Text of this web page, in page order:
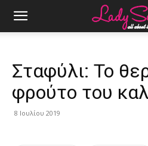
Σταφύλι: Το
φρούτο του
8 Ιουλίου 2019